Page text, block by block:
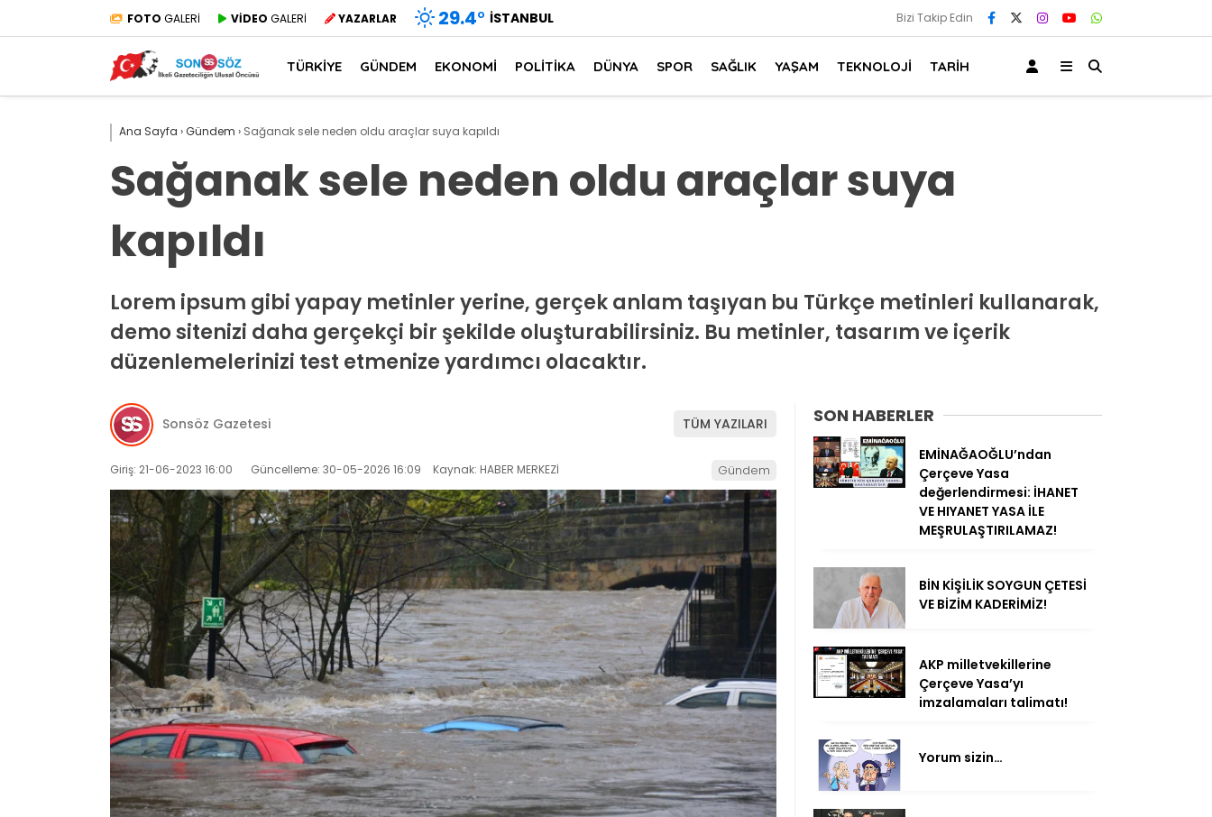
FOTO GALERİ VİDEO GALERİ YAZARLAR 29.4° İSTANBUL Bizi Takip Edin
TÜRKİYE GÜNDEM EKONOMİ POLİTİKA DÜNYA SPOR SAĞLIK YAŞAM TEKNOLOJİ TARİH
Ana Sayfa ›Gündem › Sağanak sele neden oldu araçlar suya kapıldı
Sağanak sele neden oldu araçlar suya
kapıldı
Lorem ipsum gibi yapay metinler yerine, gerçek anlam taşıyan bu Türkçe metinleri kullanarak,
demo sitenizi daha gerçekçi bir şekilde oluşturabilirsiniz. Bu metinler, tasarım ve içerik
düzenlemelerinizi test etmenize yardımcı olacaktır.
Sonsöz Gazetesi TÜM YAZILARI
Giriş: 21-06-2023 16:00 Güncelleme: 30-05-2026 16:09 Kaynak: HABER MERKEZİ Gündem
SON HABERLER
EMİNAĞAOĞLU’ndan
Çerçeve Yasa
değerlendirmesi: İHANET
VE HIYANET YASA İLE
MEŞRULAŞTIRILAMAZ!
BİN KİŞİLİK SOYGUN ÇETESİ
VE BİZİM KADERİMİZ!
AKP milletvekillerine
Çerçeve Yasa’yı
imzalamaları talimatı!
Yorum sizin…